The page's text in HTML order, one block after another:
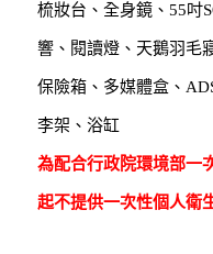
梳妝台、全身鏡、55吋
響、閱讀燈、天鵝羽毛
保險箱、多媒體盒、
李架、浴缸
為配合行政院環境部一
起不提供一次性個人衛